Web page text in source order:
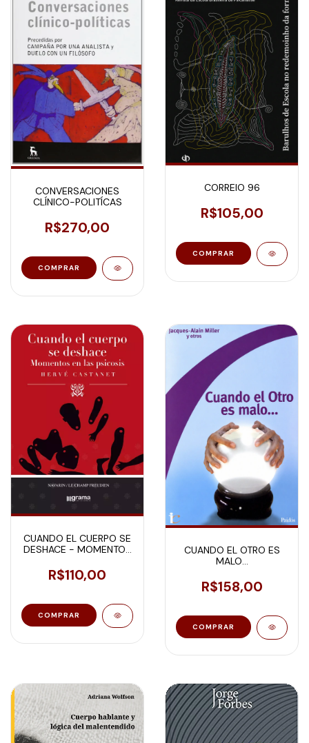
CONVERSACIONES
CLÍNICO-POLITÍCAS
R$270,00
CORREIO 96
R$105,00
CUANDO EL CUERPO SE
DESHACE - MOMENTOS
R$110,00
CUANDO EL OTRO ES
MALO...
R$158,00